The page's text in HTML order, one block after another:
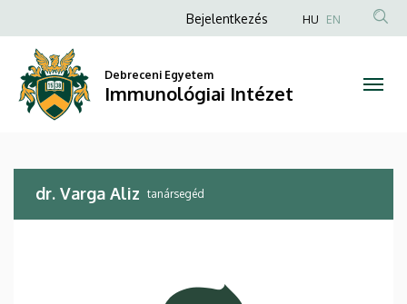
Varga
Aliz
Immunológiai
Intézet
a
tartalomra
Anonim
fiók
menüje
Bejelentkezés HU EN
Debreceni Egyetem
Immunológiai Intézet
dr. Varga Aliz tanársegéd